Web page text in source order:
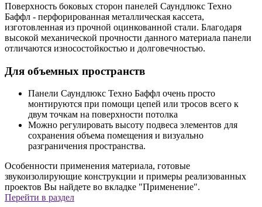
Поверхность боковых сторон панелей Саундлюкс Техно
Баффл - перфорированная металлическая кассета,
изготовленная из прочной оцинкованной стали. Благодаря
высокой механической прочности данного материала панели
отличаются износостойкостью и долговечностью.
Для объемных пространств
Панели Саундлюкс Техно Баффл очень просто
монтируются при помощи цепей или тросов всего к
двум точкам на поверхности потолка
Можно регулировать высоту подвеса элементов для
сохранения объема помещения и визуально
разграничения пространства.
Особенности применения материала, готовые
звукоизолирующие конструкции и примеры реализованных
проектов Вы найдете во вкладке "Применение".
Перейти в раздел